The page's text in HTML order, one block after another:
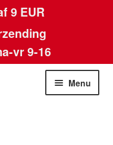
9 EUR
vr 9-16
Menu